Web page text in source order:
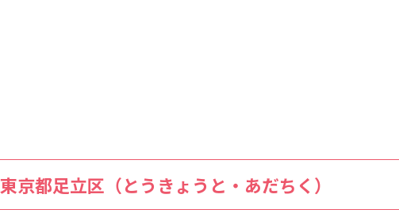
東京都足立区（とうきょうと・あだちく）